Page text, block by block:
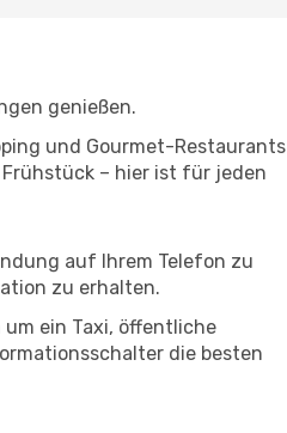
genießen.
und Gourmet-Restaurants
– hier ist für jeden
auf Ihrem Telefon zu
zu erhalten.
ein Taxi, öffentliche
die besten